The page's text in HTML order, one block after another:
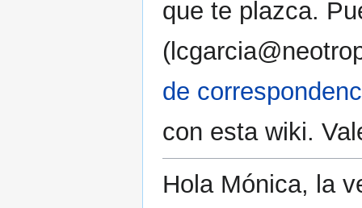
que te plazca.
de
con esta wiki.
Hola Mónica, la